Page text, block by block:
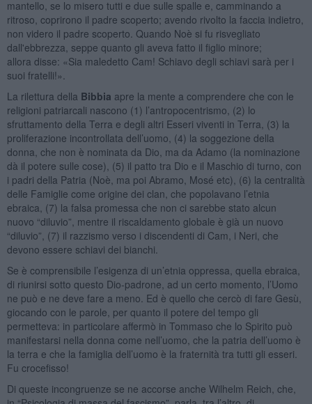
mantello, se lo misero tutti e due sulle spalle e, camminando a
ritroso, coprirono il padre scoperto; avendo rivolto la faccia indietro,
non videro il padre scoperto. Quando Noè si fu risvegliato
dall'ebbrezza, seppe quanto gli aveva fatto il figlio minore;
allora disse: «Sia maledetto Cam! Schiavo degli schiavi sarà per i
suoi fratelli!».
La rilettura della Bibbia apre la mente a comprendere che con le
religioni patriarcali nascono (1) l’antropocentrismo, (2) lo
sfruttamento della Terra e degli altri Esseri viventi in Terra, (3) la
proliferazione incontrollata dell’uomo, (4) la soggezione della
donna, che non è nominata da Dio, ma da Adamo (la nominazione
dà il potere sulle cose), (5) il patto tra Dio e il Maschio di turno, con
i padri della Patria (Noè, ma poi Abramo, Mosé etc), (6) la centralità
delle Famiglie come origine dei clan, che popolavano l’etnia
ebraica, (7) la falsa promessa che non ci sarebbe stato alcun
nuovo “diluvio”, mentre il riscaldamento globale è già un nuovo
“diluvio”, (7) il razzismo verso i discendenti di Cam, i Neri, che
devono essere schiavi dei bianchi.
Se è comprensibile l’esigenza di un’etnia oppressa, quella ebraica,
di riunirsi sotto questo Dio-padrone, ad un certo momento, l’Uomo
ne può e ne deve fare a meno. Ed è quello che cercò di fare Gesù,
giocando con le parole, per quanto il potere del tempo gli
permetteva: in particolare affermò in Tommaso che lo Spirito può
manifestarsi nella donna come nell’uomo, che la patria dell’uomo è
la terra e che la famiglia dell’uomo è la fraternità tra tutti gli esseri.
Fu crocefisso!
Di queste incongruenze se ne accorse anche Wilhelm Reich, che,